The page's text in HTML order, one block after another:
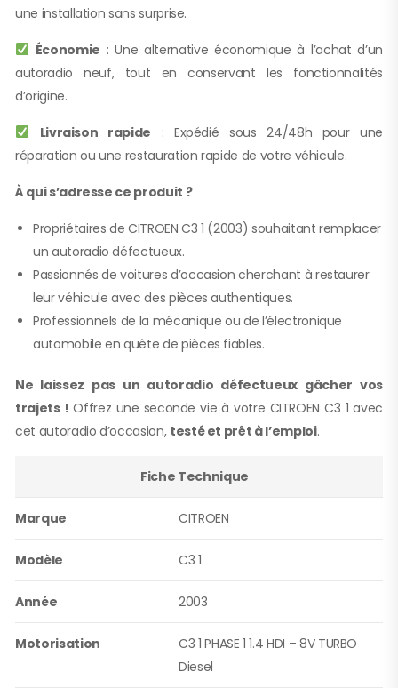
une installation sans surprise.
Économie : Une alternative économique à l’achat d’un
autoradio neuf, tout en conservant les fonctionnalités
d’origine.
Livraison rapide : Expédié sous 24/48h pour une
réparation ou une restauration rapide de votre véhicule.
À qui s’adresse ce produit ?
Propriétaires de CITROEN C3 1 (2003) souhaitant remplacer
un autoradio défectueux.
Passionnés de voitures d’occasion cherchant à restaurer
leur véhicule avec des pièces authentiques.
Professionnels de la mécanique ou de l’électronique
automobile en quête de pièces fiables.
Ne laissez pas un autoradio défectueux gâcher vos
trajets ! Offrez une seconde vie à votre CITROEN C3 1 avec
cet autoradio d’occasion, testé et prêt à l’emploi.
Fiche Technique
Marque CITROEN
Modèle C3 1
Année 2003
Motorisation
C3 1 PHASE 1 1.4 HDI – 8V TURBO
Diesel